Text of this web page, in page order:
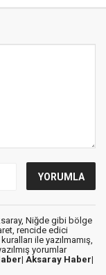
Niğde gibi bölge
rencide edici
ile yazılmamış,
yorumlar
Aksaray Haber|